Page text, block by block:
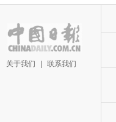
关于我们 联系我们